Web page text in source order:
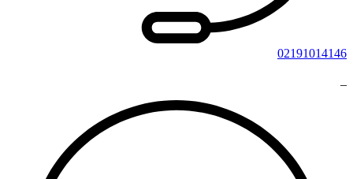
02191014146